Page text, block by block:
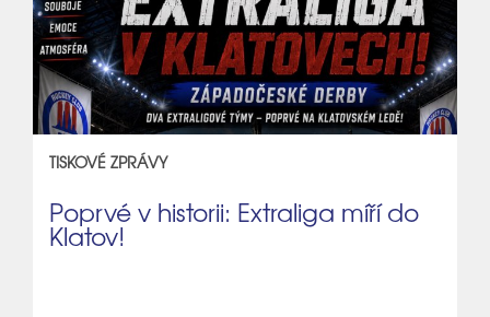
TISKOVÉ ZPRÁVY
Poprvé v historii: Extraliga míří do
Klatov!